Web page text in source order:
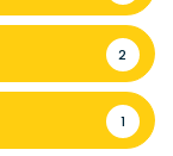
2
1